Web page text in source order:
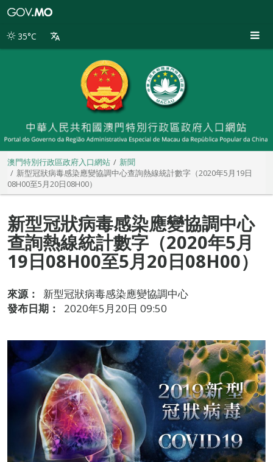
別
35°C
澳門特別行政區政府入口網站
新聞
新型冠狀病毒感染應變協調中心查詢熱線統計數字（2020年5月19日
08H00至5月20日08H00）
新型冠狀病毒感染應變協調中心
查詢熱線統計數字（2020年5月
19日08H00至5月20日08H00）
來源：
新型冠狀病毒感染應變協調中心
發布日期：
2020年5月20日 09:50